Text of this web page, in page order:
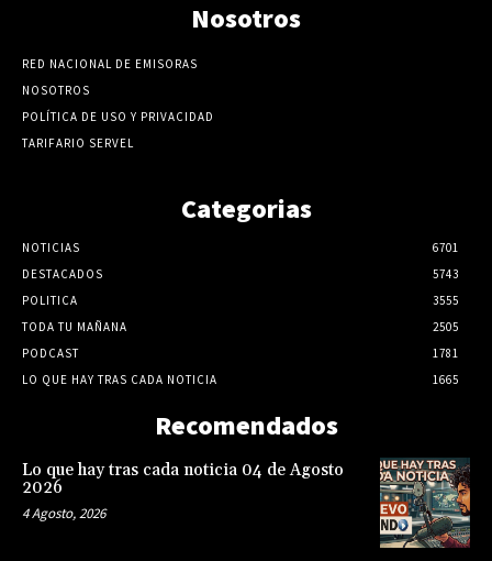
Nosotros
RED NACIONAL DE EMISORAS
NOSOTROS
POLÍTICA DE USO Y PRIVACIDAD
TARIFARIO SERVEL
Categorias
NOTICIAS
6701
DESTACADOS
5743
POLITICA
3555
TODA TU MAÑANA
2505
PODCAST
1781
LO QUE HAY TRAS CADA NOTICIA
1665
Recomendados
Lo que hay tras cada noticia 04 de Agosto
2026
4 Agosto, 2026